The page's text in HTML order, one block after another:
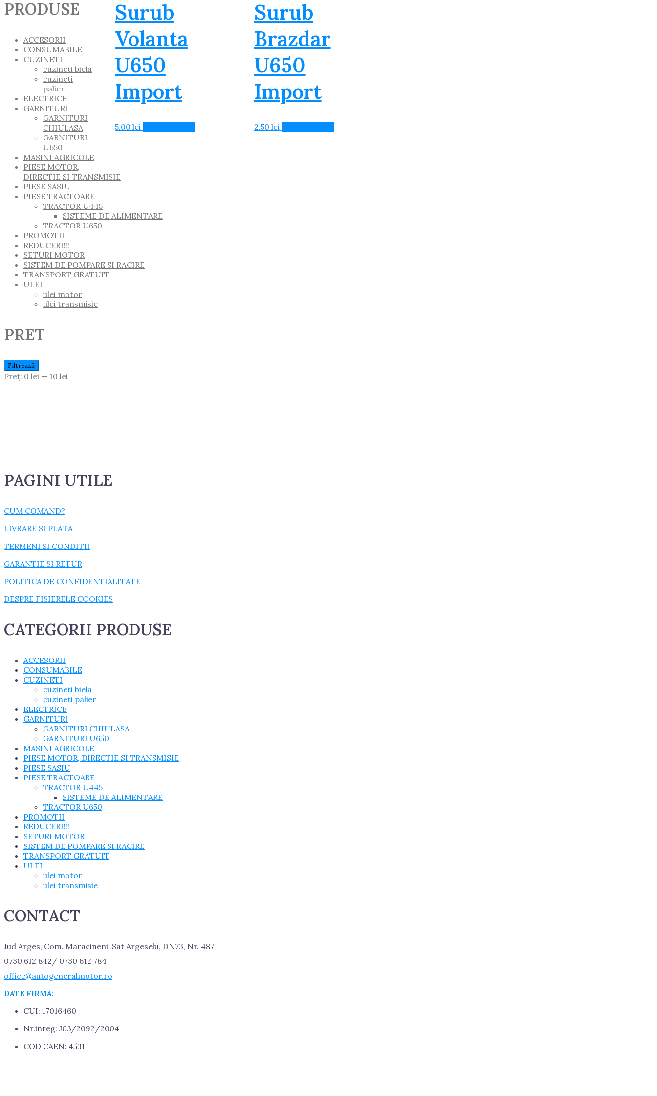
Surub
Volanta
U650
Import
5.00 lei
Surub
Brazdar
U650
Import
2.50 lei
PRODUSE
ACCESORII
CONSUMABILE
CUZINETI
cuzineti biela
cuzineti
palier
ELECTRICE
GARNITURI
GARNITURI
CHIULASA
GARNITURI
U650
MASINI AGRICOLE
PIESE MOTOR,
DIRECTIE SI TRANSMISIE
PIESE SASIU
PIESE TRACTOARE
TRACTOR U445
SISTEME DE ALIMENTARE
TRACTOR U650
PROMOTII
REDUCERI!!!
SETURI MOTOR
SISTEM DE POMPARE SI RACIRE
TRANSPORT GRATUIT
ULEI
ulei motor
ulei transmisie
PRET
Preț
Minim
Preț
Maxim
Filtrează
Preț: 0 lei — 10 lei
PAGINI UTILE
CUM COMAND?
LIVRARE SI PLATA
TERMENI SI CONDITII
GARANTIE SI RETUR
POLITICA DE CONFIDENTIALITATE
DESPRE FISIERELE COOKIES
CATEGORII PRODUSE
ACCESORII
CONSUMABILE
CUZINETI
cuzineti biela
cuzineti palier
ELECTRICE
GARNITURI
GARNITURI CHIULASA
GARNITURI U650
MASINI AGRICOLE
PIESE MOTOR, DIRECTIE SI TRANSMISIE
PIESE SASIU
PIESE TRACTOARE
TRACTOR U445
SISTEME DE ALIMENTARE
TRACTOR U650
PROMOTII
REDUCERI!!!
SETURI MOTOR
SISTEM DE POMPARE SI RACIRE
TRANSPORT GRATUIT
ULEI
ulei motor
ulei transmisie
CONTACT
Jud Arges, Com. Maracineni, Sat Argeselu, DN73, Nr. 487
0730 612 842/ 0730 612 784
office@autogeneralmotor.ro
DATE FIRMA:
CUI: 17016460
Nr.inreg: J03/2092/2004
COD CAEN: 4531